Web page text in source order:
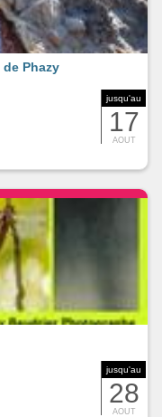
jusqu'au
17
AOUT
Phazy
jusqu'au
28
AOUT